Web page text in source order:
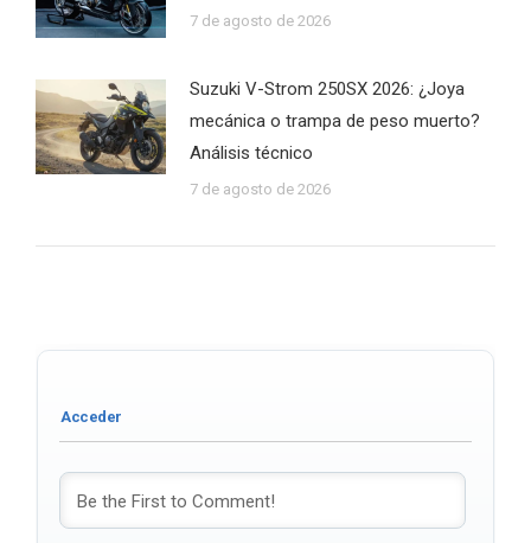
7 de agosto de 2026
Suzuki V-Strom 250SX 2026: ¿Joya
mecánica o trampa de peso muerto?
Análisis técnico
7 de agosto de 2026